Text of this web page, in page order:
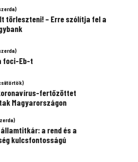
törleszteni! – Erre szólítja fel a
foci-Eb-t
fertőzöttet
Magyarországon
a rend és a
kulcsfontosságú